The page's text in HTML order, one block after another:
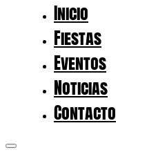
Inicio
Fiestas
Eventos
Noticias
Contacto